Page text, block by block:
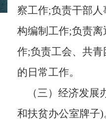
察工作;负责干部
构编制工作;负责
作;负责工会、共青
的日常工作。
（三） 经济发展
和扶贫办公室牌子)